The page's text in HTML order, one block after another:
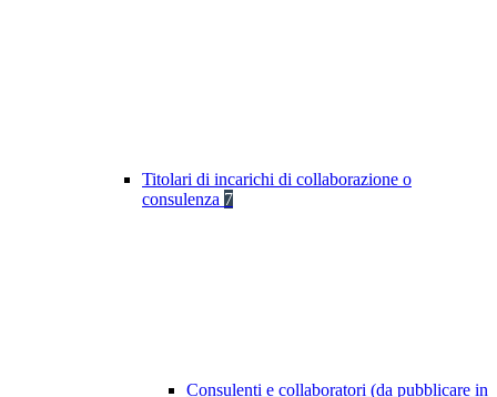
Titolari di incarichi di collaborazione o
consulenza 7
Consulenti e collaboratori (da pubblicare in